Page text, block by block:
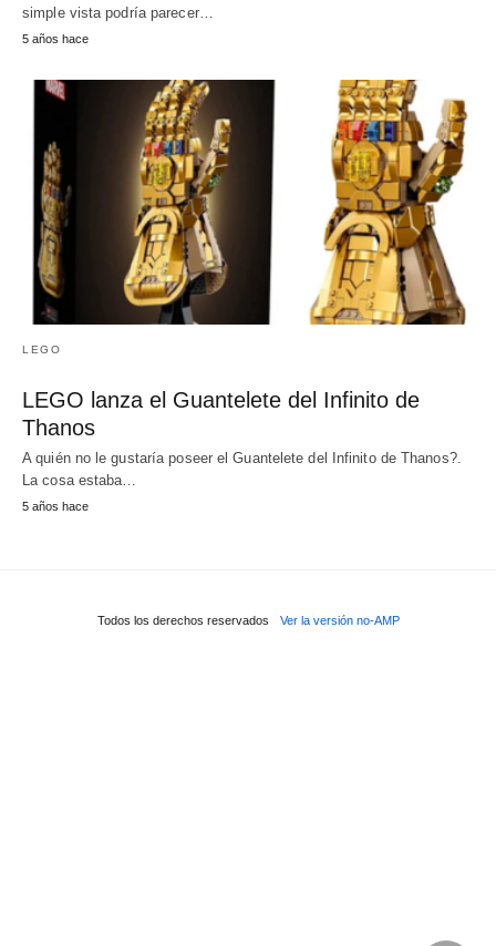
simple vista podría parecer…
5 años hace
LEGO
LEGO lanza el Guantelete del Infinito de
Thanos
A quién no le gustaría poseer el Guantelete del Infinito de Thanos?.
La cosa estaba…
5 años hace
Todos los derechos reservados Ver la versión no-AMP